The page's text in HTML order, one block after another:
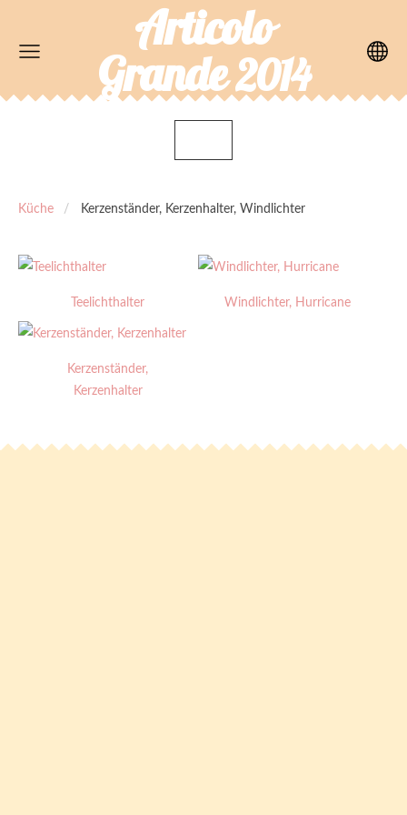
Articolo
Grande2014
Küche Kerzenständer, Kerzenhalter, Windlichter
Teelichthalter Windlichter, Hurricane
Kerzenständer,
Kerzenhalter